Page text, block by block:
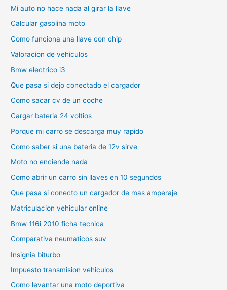
Mi auto no hace nada al girar la llave
Calcular gasolina moto
Como funciona una llave con chip
Valoracion de vehiculos
Bmw electrico i3
Que pasa si dejo conectado el cargador
Como sacar cv de un coche
Cargar bateria 24 voltios
Porque mi carro se descarga muy rapido
Como saber si una bateria de 12v sirve
Moto no enciende nada
Como abrir un carro sin llaves en 10 segundos
Que pasa si conecto un cargador de mas amperaje
Matriculacion vehicular online
Bmw 116i 2010 ficha tecnica
Comparativa neumaticos suv
Insignia biturbo
Impuesto transmision vehiculos
Como levantar una moto deportiva